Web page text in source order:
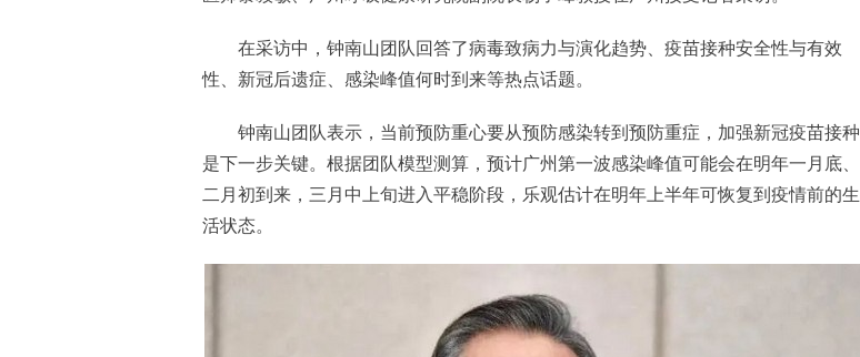
在采访中，钟南山团队回答了病毒致病力与演化趋势、疫苗接种安全性与有效
性、新冠后遗症、感染峰值何时到来等热点话题。
钟南山团队表示，当前预防重心要从预防感染转到预防重症，加强新冠疫苗接种
是下一步关键。根据团队模型测算，预计广州第一波感染峰值可能会在明年一月底、
二月初到来，三月中上旬进入平稳阶段，乐观估计在明年上半年可恢复到疫情前的生
活状态。